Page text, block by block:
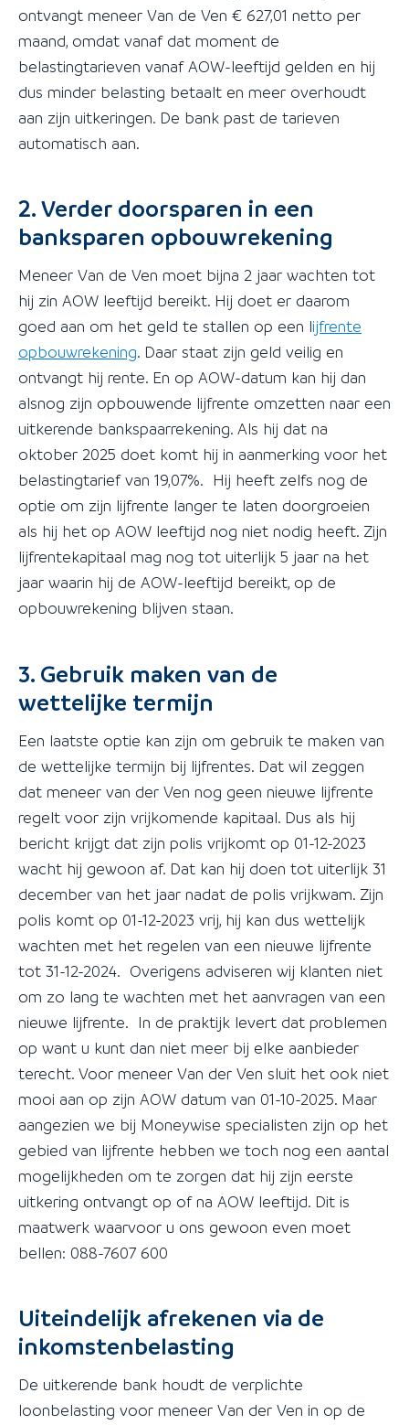
ontvangt meneer Van de Ven € 627,01 netto per
maand, omdat vanaf dat moment de
belastingtarieven vanaf AOW-leeftijd gelden en hij
dus minder belasting betaalt en meer overhoudt
aan zijn uitkeringen. De bank past de tarieven
automatisch aan.
2. Verder doorsparen in een
banksparen opbouwrekening
Meneer Van de Ven moet bijna 2 jaar wachten tot
hij zin AOW leeftijd bereikt. Hij doet er daarom
goed aan om het geld te stallen op een lijfrente
opbouwrekening. Daar staat zijn geld veilig en
ontvangt hij rente. En op AOW-datum kan hij dan
alsnog zijn opbouwende lijfrente omzetten naar een
uitkerende bankspaarrekening. Als hij dat na
oktober 2025 doet komt hij in aanmerking voor het
belastingtarief van 19,07%. Hij heeft zelfs nog de
optie om zijn lijfrente langer te laten doorgroeien
als hij het op AOW leeftijd nog niet nodig heeft. Zijn
lijfrentekapitaal mag nog tot uiterlijk 5 jaar na het
jaar waarin hij de AOW-leeftijd bereikt, op de
opbouwrekening blijven staan.
3. Gebruik maken van de
wettelijke termijn
Een laatste optie kan zijn om gebruik te maken van
de wettelijke termijn bij lijfrentes. Dat wil zeggen
dat meneer van der Ven nog geen nieuwe lijfrente
regelt voor zijn vrijkomende kapitaal. Dus als hij
bericht krijgt dat zijn polis vrijkomt op 01-12-2023
wacht hij gewoon af. Dat kan hij doen tot uiterlijk 31
december van het jaar nadat de polis vrijkwam. Zijn
polis komt op 01-12-2023 vrij, hij kan dus wettelijk
wachten met het regelen van een nieuwe lijfrente
tot 31-12-2024. Overigens adviseren wij klanten niet
om zo lang te wachten met het aanvragen van een
nieuwe lijfrente. In de praktijk levert dat problemen
op want u kunt dan niet meer bij elke aanbieder
terecht. Voor meneer Van der Ven sluit het ook niet
mooi aan op zijn AOW datum van 01-10-2025. Maar
aangezien we bij Moneywise specialisten zijn op het
gebied van lijfrente hebben we toch nog een aantal
mogelijkheden om te zorgen dat hij zijn eerste
uitkering ontvangt op of na AOW leeftijd. Dit is
maatwerk waarvoor u ons gewoon even moet
bellen: 088-7607 600
Uiteindelijk afrekenen via de
inkomstenbelasting
De uitkerende bank houdt de verplichte
loonbelasting voor meneer Van der Ven in op de